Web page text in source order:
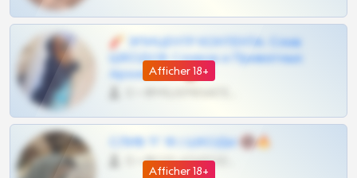
Afficher 18+
🧨 ЭПИЦЕНТР КОНТЕНТА: Слив
ШКОДОВ Сливов и Приватных
Архивов ТГ 🔞💎
Afficher 18+
СЛИВ ТГ 18 | ШКОДЫ 🔞🔥
0 •